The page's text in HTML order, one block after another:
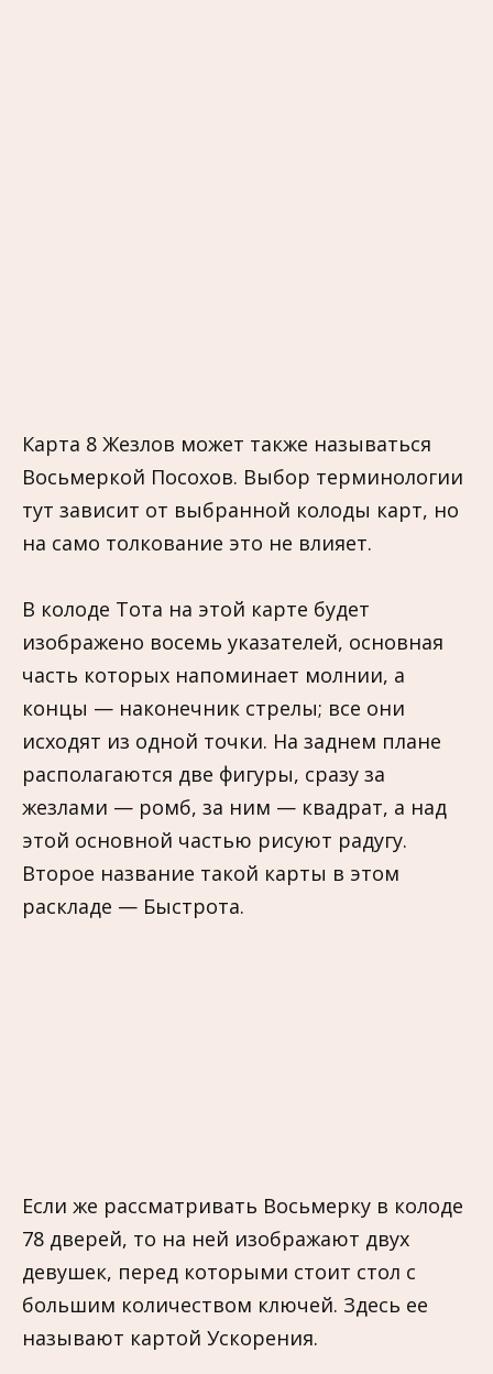
Карта 8 Жезлов может также называться
Восьмеркой Посохов. Выбор терминологии
тут зависит от выбранной колоды карт, но
на само толкование это не влияет.
В колоде Тота на этой карте будет
изображено восемь указателей, основная
часть которых напоминает молнии, а
концы — наконечник стрелы; все они
исходят из одной точки. На заднем плане
располагаются две фигуры, сразу за
жезлами — ромб, за ним — квадрат, а над
этой основной частью рисуют радугу.
Второе название такой карты в этом
раскладе — Быстрота.
Если же рассматривать Восьмерку в колоде
78 дверей, то на ней изображают двух
девушек, перед которыми стоит стол с
большим количеством ключей. Здесь ее
называют картой Ускорения.